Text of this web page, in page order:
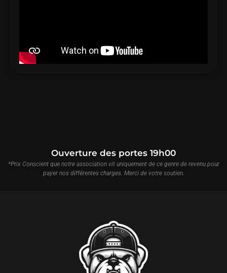
Ouverture des portes 19h00
*Prix Conscient que notre association vit uniquement de ce genre de revenu pour
payer nos différentes charges. Merci de votre soutien.